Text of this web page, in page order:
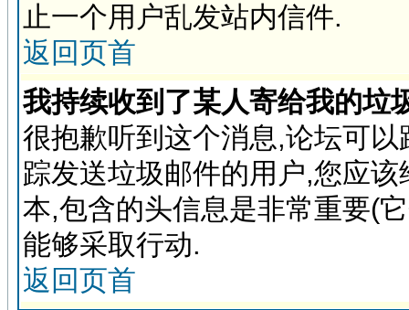
止一个用户乱发站内信件.
返回页首
我持续收到了某人寄给我的垃
很抱歉听到这个消息,论坛可
踪发送垃圾邮件的用户,您应
本,包含的头信息是非常重要(
能够采取行动.
返回页首